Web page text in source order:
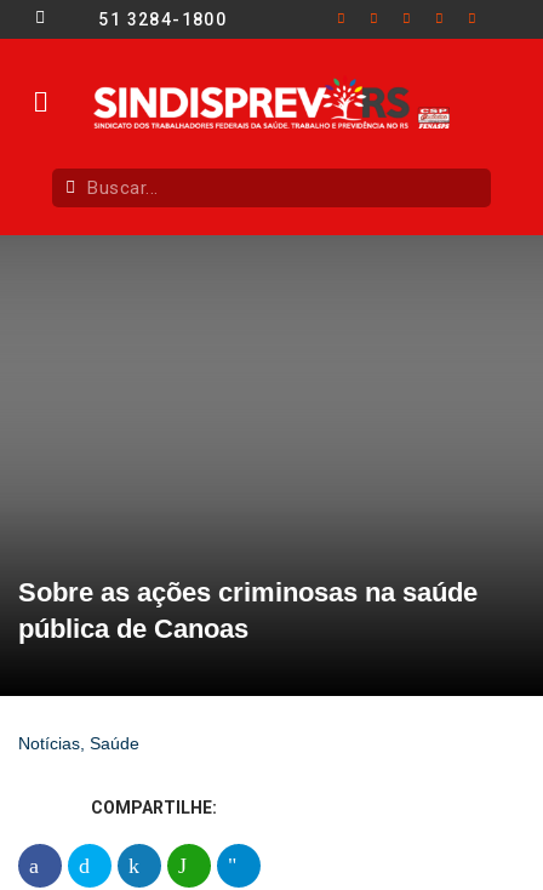
51 3284-1800
Sobre as ações criminosas na saúde
pública de Canoas
Notícias, Saúde
COMPARTILHE: